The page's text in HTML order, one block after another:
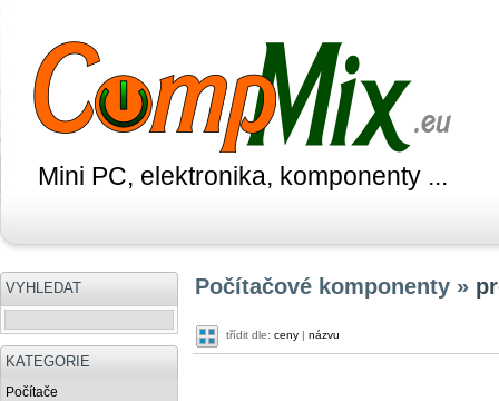
Mini PC, elektronika, komponenty ...
VYHLEDAT
KATEGORIE
Počítače
Počítačové komponenty »
třídit dle: ceny | názvu